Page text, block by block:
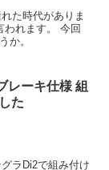
た時代がありま
われます。 今回
か。
レーキ仕様 組
た
ラDi2で組み付け